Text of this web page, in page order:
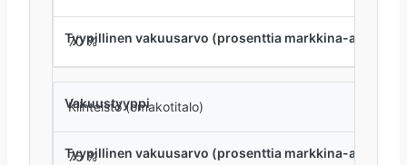
70 %
Kiinteistö (omakotitalo)
75 %